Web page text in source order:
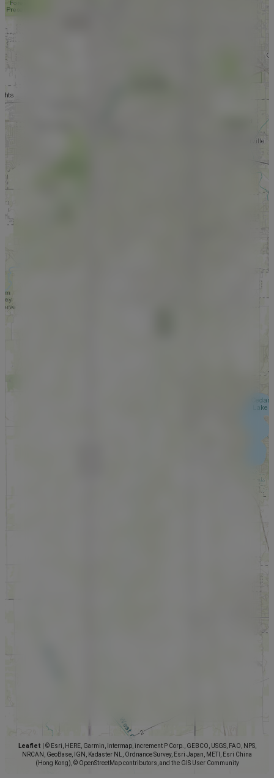
Leaflet
© Esri, HERE, Garmin, Intermap, increment P Corp., GEBCO, USGS, FAO, NPS,
NRCAN, GeoBase, IGN, Kadaster NL, Ordnance Survey, Esri Japan, METI, Esri China
(Hong Kong), © OpenStreetMap contributors, and the GIS User Community